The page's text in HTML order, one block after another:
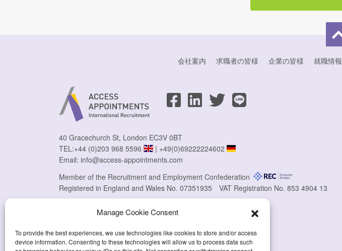
Manage Cookie Consent
To provide the best experiences, we use technologies like cookies to store and/or access
device information. Consenting to these technologies will allow us to process data such
会社案内 求職者の皆様 企業の皆様 就職情報
40 Gracechurch St, London EC3V 0BT
TEL:+44 (0)203 968 5596 | +49(0)69222224602
Email: info@access-appointments.com
Member of the Recruitment and Employment Confederation
Registered in England and Wales No. 07351935
VAT Registration No. 853 4904 13